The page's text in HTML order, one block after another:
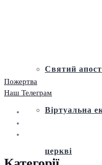
Святий
Віртуальна
церкві
Пожертва
Наш Телеграм